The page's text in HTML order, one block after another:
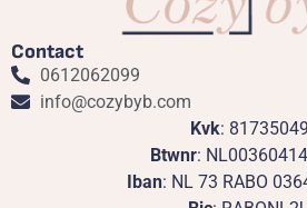
Contact
0612062099
info@cozybyb.com
Kvk: 81735049
Btwnr:
Iban: NL 73 RABO